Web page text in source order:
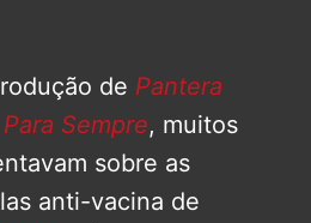
de Pantera
Sempre, muitos
sobre as
anti-vacina de